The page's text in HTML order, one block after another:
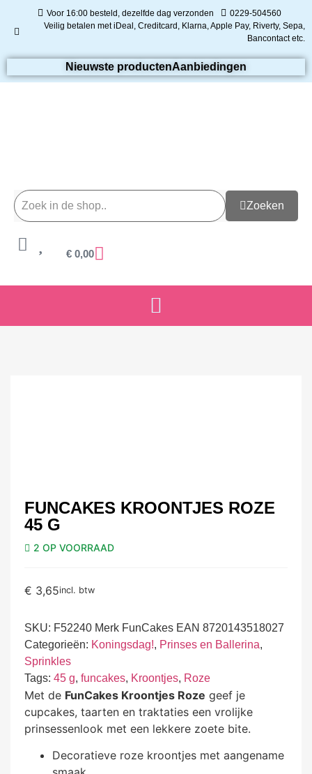
Voor 16:00 besteld, dezelfde dag verzonden
0229-504560
Veilig betalen met iDeal, Creditcard, Klarna, Apple Pay, Riverty, Sepa,
Bancontact etc.
Nieuwste productenAanbiedingen
Zoeken
€ 0,00
FUNCAKES KROONTJES ROZE
45 G
2 OP VOORRAAD
€ 3,65incl. btw
SKU: F52240 Merk FunCakes EAN 8720143518027
Categorieën: Koningsdag!, Prinses en Ballerina,
Sprinkles
Tags: 45 g, funcakes, Kroontjes, Roze
Met de FunCakes Kroontjes Roze geef je
cupcakes, taarten en traktaties een vrolijke
prinsessenlook met een lekkere zoete bite.
Decoratieve roze kroontjes met aangename